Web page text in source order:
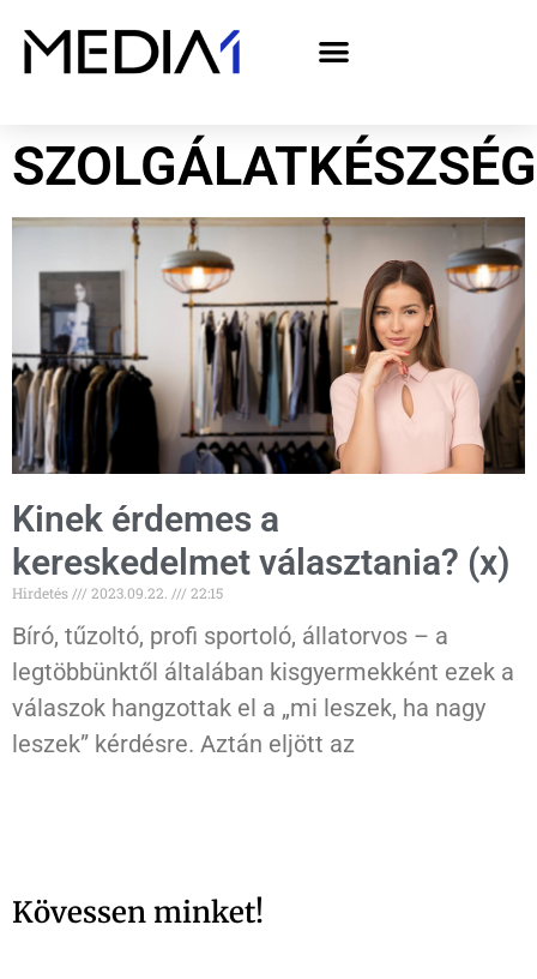
SZOLGÁLATKÉSZSÉG
Kinek érdemes a
kereskedelmet választania? (x)
Hirdetés 2023.09.22. 22:15
Bíró, tűzoltó, profi sportoló, állatorvos – a
legtöbbünktől általában kisgyermekként ezek a
válaszok hangzottak el a „mi leszek, ha nagy
leszek” kérdésre. Aztán eljött az
Kövessen minket!